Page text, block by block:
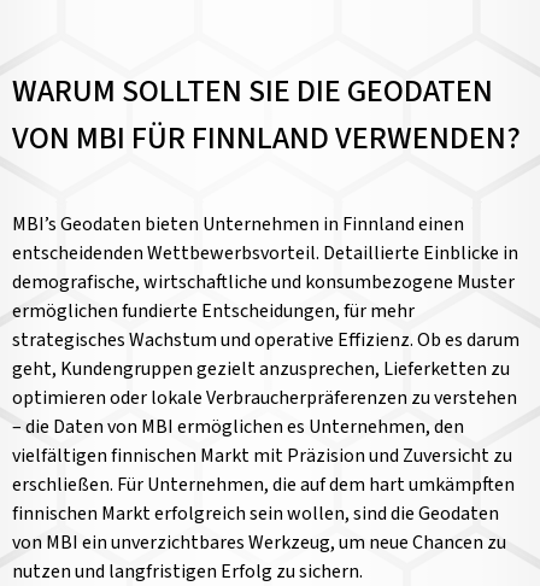
WARUM SOLLTEN SIE DIE GEODATEN
VON MBI FÜR FINNLAND VERWENDEN?
MBI’s Geodaten bieten Unternehmen in Finnland einen
entscheidenden Wettbewerbsvorteil. Detaillierte Einblicke in
demografische, wirtschaftliche und konsumbezogene Muster
ermöglichen fundierte Entscheidungen, für mehr
strategisches Wachstum und operative Effizienz. Ob es darum
geht, Kundengruppen gezielt anzusprechen, Lieferketten zu
optimieren oder lokale Verbraucherpräferenzen zu verstehen
– die Daten von MBI ermöglichen es Unternehmen, den
vielfältigen finnischen Markt mit Präzision und Zuversicht zu
erschließen. Für Unternehmen, die auf dem hart umkämpften
finnischen Markt erfolgreich sein wollen, sind die Geodaten
von MBI ein unverzichtbares Werkzeug, um neue Chancen zu
nutzen und langfristigen Erfolg zu sichern.